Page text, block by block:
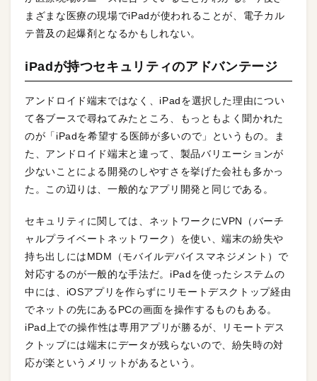
まざまな医療の現場でiPadが使われることが、電子カル
テ普及の起爆剤となるかもしれない。
iPadが持つセキュリティのアドバンテージ
アンドロイド端末ではなく、iPadを選択した理由につい
て各ブースで尋ねてみたところ、もっともよく聞かれた
のが「iPadを希望する医師が多いので」というもの。ま
た、アンドロイド端末と違って、製品バリエーションが
少ないことによる開発のしやすさを挙げた会社も多かっ
た。この辺りは、一般的なアプリ開発と同じである。
セキュリティに関しては、ネットワークにVPN（バーチ
ャルプライベートネットワーク）を使い、端末の紛失や
持ち出しにはMDM（モバイルデバイスマネジメント）で
対応するのが一般的な手法だ。iPadを使ったシステムの
中には、iOSアプリを作らずにリモートデスクトップ経由
でネットの先にあるPCの画面を操作するものもある。
iPad上での操作性は専用アプリが勝るが、リモートデス
クトップには端末にデータが残らないので、紛失時の対
応が楽というメリットがあるという。